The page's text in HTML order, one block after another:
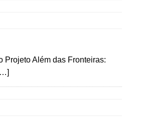
Projeto Além das Fronteiras: